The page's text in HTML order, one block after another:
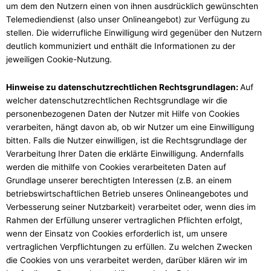
um dem den Nutzern einen von ihnen ausdrücklich gewünschten
Telemediendienst (also unser Onlineangebot) zur Verfügung zu
stellen. Die widerrufliche Einwilligung wird gegenüber den Nutzern
deutlich kommuniziert und enthält die Informationen zu der
jeweiligen Cookie-Nutzung.
Hinweise zu datenschutzrechtlichen Rechtsgrundlagen: Auf
welcher datenschutzrechtlichen Rechtsgrundlage wir die
personenbezogenen Daten der Nutzer mit Hilfe von Cookies
verarbeiten, hängt davon ab, ob wir Nutzer um eine Einwilligung
bitten. Falls die Nutzer einwilligen, ist die Rechtsgrundlage der
Verarbeitung Ihrer Daten die erklärte Einwilligung. Andernfalls
werden die mithilfe von Cookies verarbeiteten Daten auf
Grundlage unserer berechtigten Interessen (z.B. an einem
betriebswirtschaftlichen Betrieb unseres Onlineangebotes und
Verbesserung seiner Nutzbarkeit) verarbeitet oder, wenn dies im
Rahmen der Erfüllung unserer vertraglichen Pflichten erfolgt,
wenn der Einsatz von Cookies erforderlich ist, um unsere
vertraglichen Verpflichtungen zu erfüllen. Zu welchen Zwecken
die Cookies von uns verarbeitet werden, darüber klären wir im